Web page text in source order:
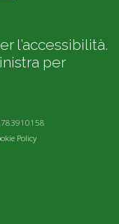
l’accessibilità.
per
Policy